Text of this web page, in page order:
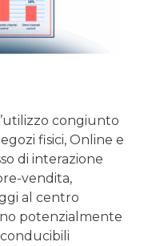
congiunto
fisici, Online e
di interazione
vendita,
al centro
potenzialmente